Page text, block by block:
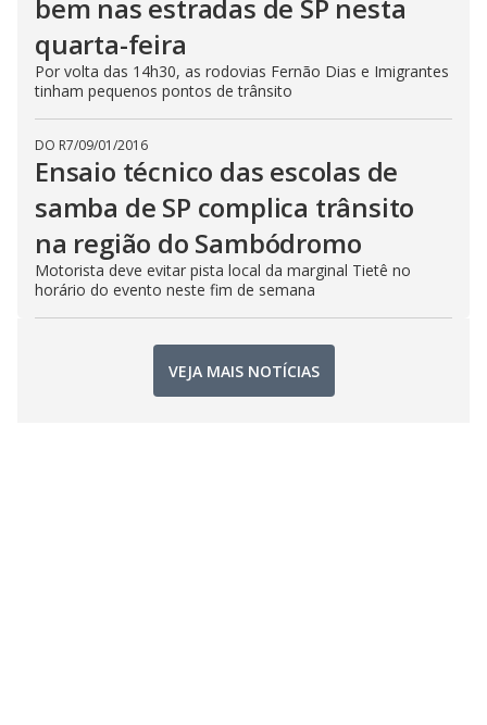
bem nas estradas de SP nesta
quarta-feira
Por volta das 14h30, as rodovias Fernão Dias e Imigrantes
tinham pequenos pontos de trânsito
DO R7/09/01/2016
Ensaio técnico das escolas de
samba de SP complica trânsito
na região do Sambódromo
Motorista deve evitar pista local da marginal Tietê no
horário do evento neste fim de semana
VEJA MAIS NOTÍCIAS